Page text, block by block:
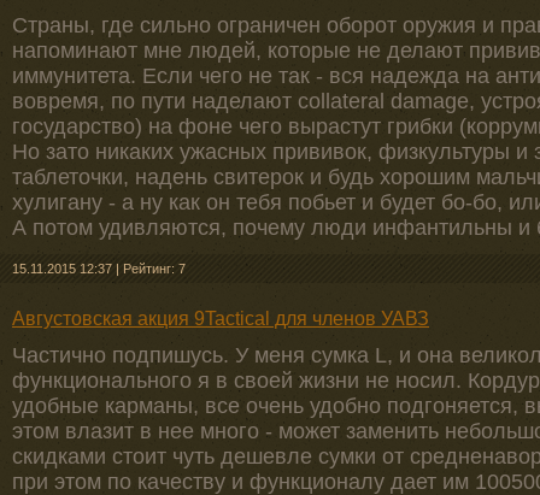
Страны, где сильно ограничен оборот оружия и
напоминают мне людей, которые не делают
иммунитета. Если чего не так - вся надежда на
вовремя, по пути наделают collateral damage,
государство) на фоне чего вырастут грибки
Но зато никаких ужасных прививок, физкультуры
таблеточки, надень свитерок и будь хорошим
хулигану - а ну как он тебя побьет и будет бо-бо,
А потом удивляются, почему люди инфантильны и
15.11.2015 12:37 | Рейтинг: 7
Августовская акция 9Tactical для членов УАВЗ
Частично подпишусь. У меня сумка L, и она
функционального я в своей жизни не носил.
удобные карманы, все очень удобно подгоняется,
этом влазит в нее много - может заменить
скидками стоит чуть дешевле сумки от
при этом по качеству и функционалу дает им